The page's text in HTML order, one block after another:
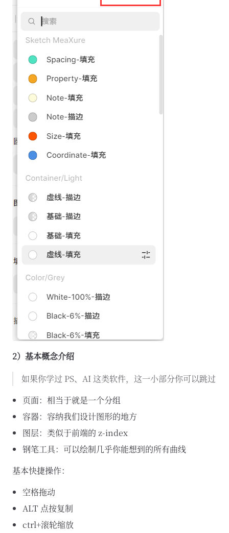
2）基本概念介绍
如果你学过 PS、AI 这类软件，这一小部分你可以跳过
页面：相当于就是一个分组
容器：容纳我们设计图形的地方
图层：类似于前端的 z-index
钢笔工具：可以绘制几乎你能想到的所有曲线
基本快捷操作：
空格拖动
ALT 点按复制
ctrl+滚轮缩放